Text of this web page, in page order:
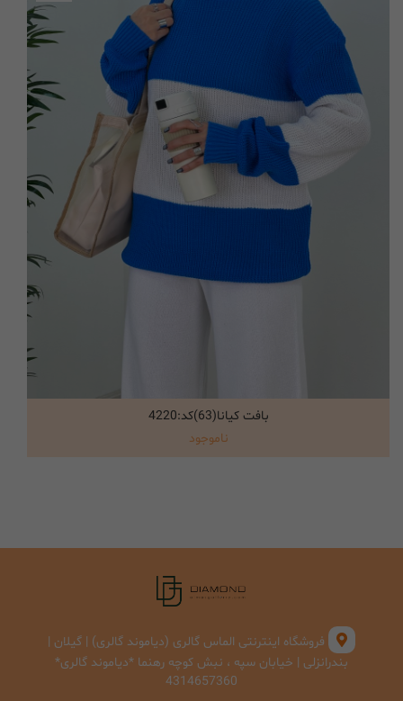
انتخاب گزینه ها
بافت کیانا(63)کد:4220
ناموجود
فروشگاه اینترنتی الماس گالری (دیاموند گالری) | گیلان |
بندرانزلی | خیابان سپه ، نبش کوچه رهنما *دیاموند گالری*
4314657360